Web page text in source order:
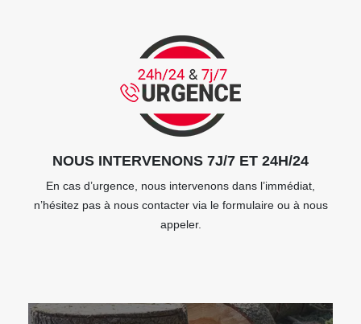
NOUS INTERVENONS 7J/7 ET 24H/24
En cas d’urgence, nous intervenons dans l’immédiat,
n’hésitez pas à nous contacter via le formulaire ou à nous
appeler.